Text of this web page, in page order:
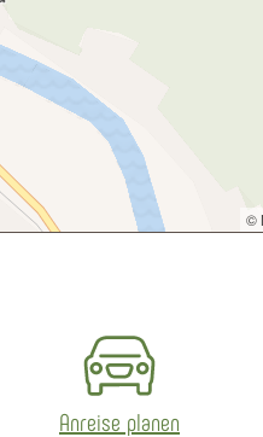
©
Anreise planen